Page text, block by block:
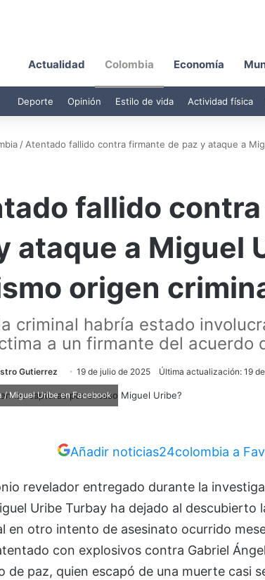
Actualidad Colombia Economía
Deporte Opinión Estilo de vida Actividad física
/ Atentado fallido contra firmante de paz y ataque a
fallido
ataque a Miguel
origen
criminal habría estado
a un firmante del acuerdo
Gutierrez 19 de julio de 2025 Última actualización: 19
/ Miguel Uribe en Facebook
Añadir noticias24colombia a
revelador entregado durante la
Uribe Turbay ha dejado al descubierto
en otro intento de asesinato ocurrido
con explosivos contra Gabriel
de paz, quien escapó de una muerte casi